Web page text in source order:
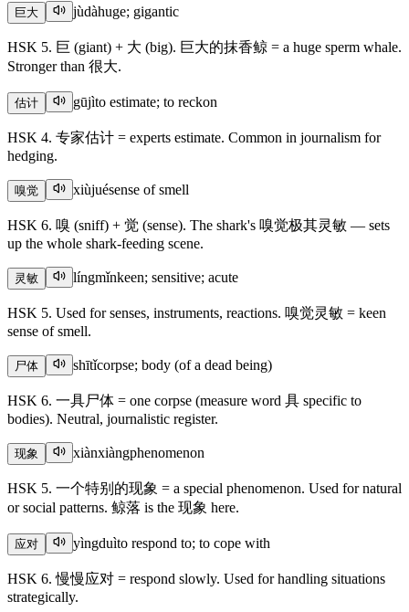
巨大 jùdàhuge; gigantic
HSK 5. 巨 (giant) + 大 (big). 巨大的抹香鲸 = a huge sperm whale.
Stronger than 很大.
估计 gūjìto estimate; to reckon
HSK 4. 专家估计 = experts estimate. Common in journalism for
hedging.
嗅觉 xiùjuésense of smell
HSK 6. 嗅 (sniff) + 觉 (sense). The shark's 嗅觉极其灵敏 — sets
up the whole shark-feeding scene.
灵敏 língmǐnkeen; sensitive; acute
HSK 5. Used for senses, instruments, reactions. 嗅觉灵敏 = keen
sense of smell.
尸体 shītǐcorpse; body (of a dead being)
HSK 6. 一具尸体 = one corpse (measure word 具 specific to
bodies). Neutral, journalistic register.
现象 xiànxiàngphenomenon
HSK 5. 一个特别的现象 = a special phenomenon. Used for natural
or social patterns. 鲸落 is the 现象 here.
应对 yìngduìto respond to; to cope with
HSK 6. 慢慢应对 = respond slowly. Used for handling situations
strategically.